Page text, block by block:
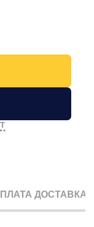
ДОСТАВКА